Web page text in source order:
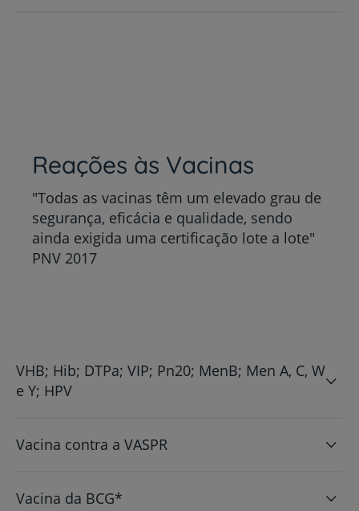
Reações às Vacinas
"Todas as vacinas têm um elevado grau de
segurança, eficácia e qualidade, sendo
ainda exigida uma certificação lote a lote"
PNV 2017
VHB; Hib; DTPa; VIP; Pn20; MenB; Men A, C, W
e Y; HPV
Vacina contra a VASPR
Vacina da BCG*